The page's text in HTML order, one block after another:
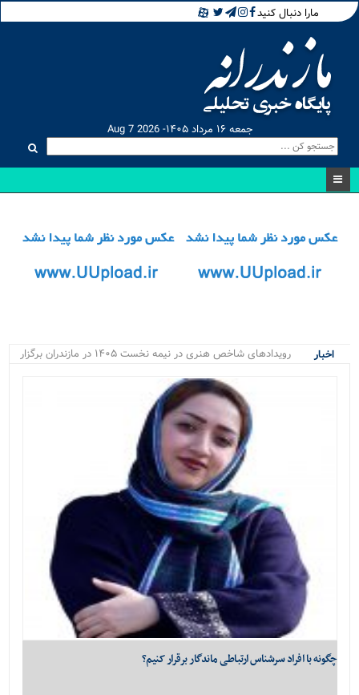
مارا دنبال کنید
جمعه ۱۶ مرداد ۱۴۰۵- Aug 7 2026
اخبار
رویدادهای شاخص هنری در نیمه نخست ۱۴۰۵ در مازندران برگزار
چگونه با افراد سرشناس ارتباطی ماندگار برقرار کنیم؟